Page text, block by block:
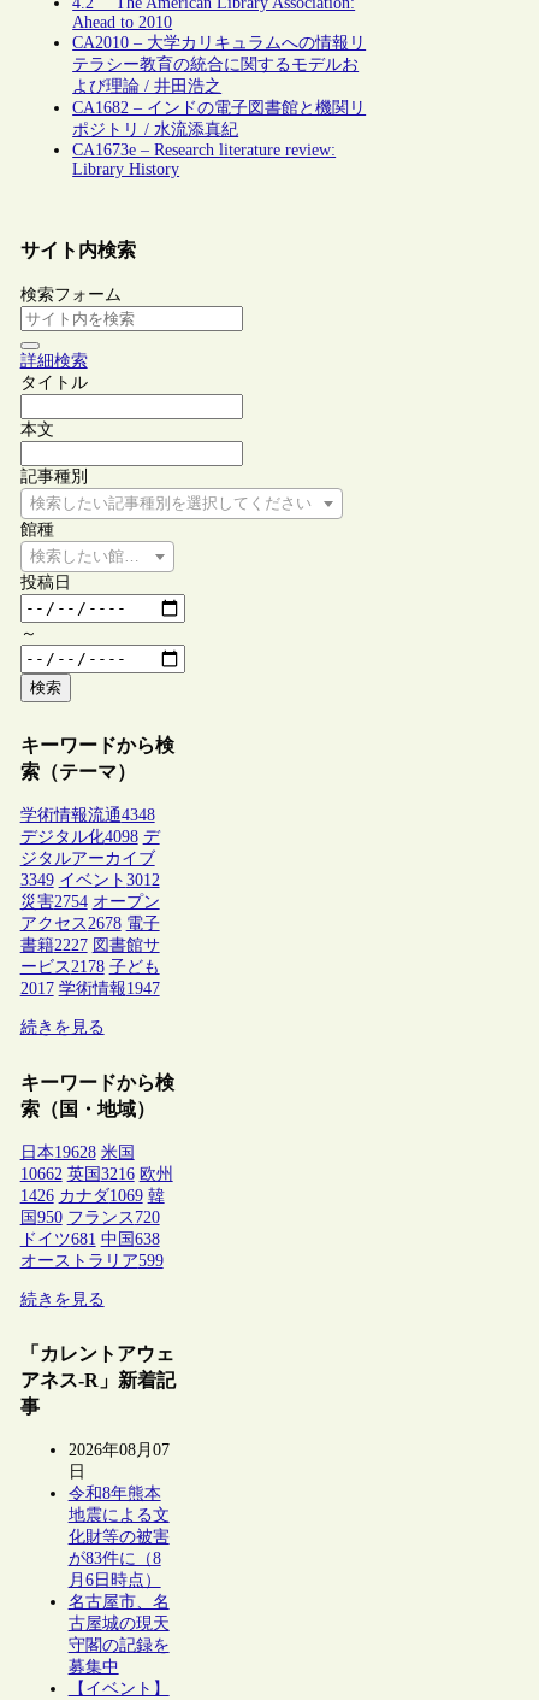
Ahead to 2010
CA2010 – 大学カリキュラムへの情報リ
テラシー教育の統合に関するモデルお
よび理論 / 井田浩之
CA1682 – インドの電子図書館と機関リ
ポジトリ / 水流添真紀
CA1673e – Research literature review:
Library History
サイト内検索
検索フォーム
詳細検索
タイトル
本文
記事種別
検索したい記事種別を選択してください
館種
検索したい館種を選択してください
投稿日
～
検索
キーワードから検
索（テーマ）
学術情報流通4348
デジタル化4098 デ
ジタルアーカイブ
3349 イベント 3012
災害2754 オープン
アクセス2678 電子
書籍2227 図書館サ
ービス2178 子ども
2017 学術情報1947
続きを見る
キーワードから検
索（国・地域）
日本19628 米国
10662 英国 3216 欧州
1426 カナダ1069 韓
国 950 フランス 720
ドイツ681 中国 638
オーストラリア599
続きを見る
「カレントアウェ
アネス-R」新着記
事
2026年08月07
日
令和8年熊本
地震による文
化財等の被害
が83件に（8
月6日時点）
名古屋市、名
古屋城の現天
守閣の記録を
募集中
【イベント】